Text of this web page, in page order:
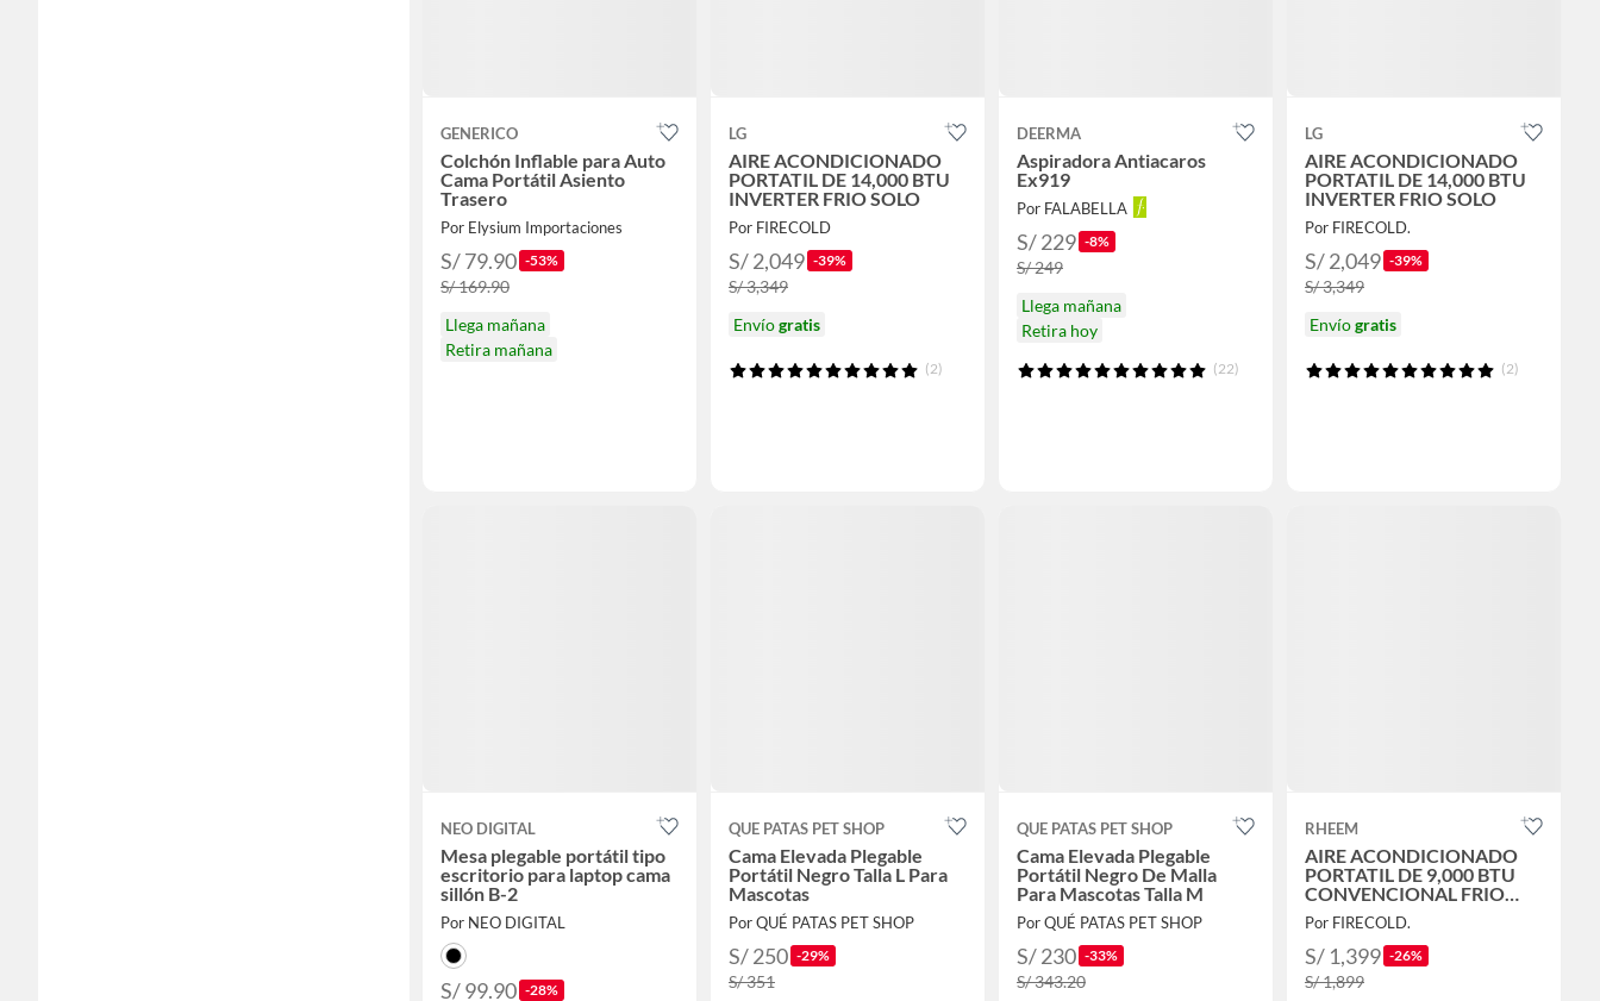
GENERICO
Colchón Inflable para Auto
Cama Portátil Asiento
Trasero
Por Elysium Importaciones
S/ 79.90 -53%
S/ 169.90
Llega mañana
Retira mañana
LG
AIRE ACONDICIONADO
PORTATIL DE 14,000 BTU
INVERTER FRIO SOLO
Por FIRECOLD
S/ 2,049 -39%
S/ 3,349
Envíogratis
(2)
DEERMA
Aspiradora Antiacaros
Ex919
Por FALABELLA
S/ 229 -8%
S/ 249
Llega mañana
Retira hoy
(22)
LG
AIRE ACONDICIONADO
PORTATIL DE 14,000 BTU
INVERTER FRIO SOLO
Por FIRECOLD.
S/ 2,049 -39%
S/ 3,349
Envíogratis
(2)
NEO DIGITAL
Mesa plegable portátil tipo
escritorio para laptop cama
sillón B-2
Por NEO DIGITAL
S/ 99.90 -28%
QUE PATAS PET SHOP
Cama Elevada Plegable
Portátil Negro Talla L Para
Mascotas
Por QUÉ PATAS PET SHOP
S/ 250 -29%
S/ 351
QUE PATAS PET SHOP
Cama Elevada Plegable
Portátil Negro De Malla
Para Mascotas Talla M
Por QUÉ PATAS PET SHOP
S/ 230 -33%
S/ 343.20
RHEEM
AIRE ACONDICIONADO
PORTATIL DE 9,000 BTU
CONVENCIONAL FRIO
SOLO
Por FIRECOLD.
S/ 1,399 -26%
S/ 1,899